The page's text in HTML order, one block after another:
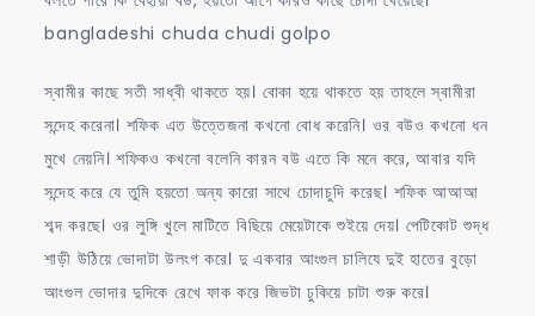
bangladeshi chuda chudi golpo
স্বামীর কাছে সতী সাধ্বী থাকতে হয়। বোকা হয়ে থাকতে হয় তাহলে স্বামীরা
সন্দেহ করেনা। শফিক এত উত্তেজনা কখনো বোধ করেনি। ওর বউও কখনো ধন
মুখে নেয়নি। শফিকও কখনো বলেনি কারন বউ এতে কি মনে করে, আবার যদি
সন্দেহ করে যে তুমি হয়তো অন্য কারো সাথে চোদাচুদি করেছ। শফিক আআআ
শব্দ করছে। ওর লুঙ্গি খুলে মাটিতে বিছিয়ে মেয়েটাকে শুইয়ে দেয়। পেটিকোট শুদ্ধ
শাড়ী উঠিয়ে ভোদাটা উলংগ করে। দু একবার আংগুল চালিযে দুই হাতের বুড়ো
আংগুল ভোদার দুদিকে রেখে ফাক করে জিভটা ঢুকিয়ে চাটা শুরু করে।